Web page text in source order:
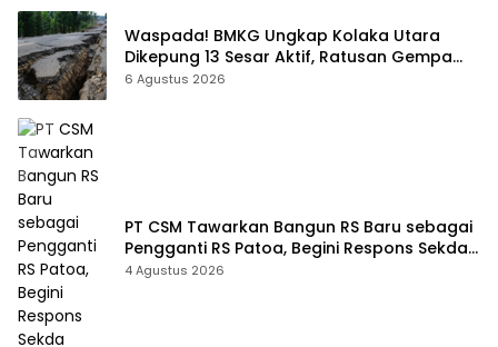
Waspada! BMKG Ungkap Kolaka Utara
Dikepung 13 Sesar Aktif, Ratusan Gempa
Sudah Terekam
6 Agustus 2026
PT CSM Tawarkan Bangun RS Baru sebagai
Pengganti RS Patoa, Begini Respons Sekda
Kolut
4 Agustus 2026